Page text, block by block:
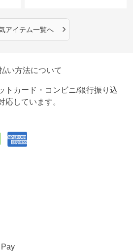
アイテム一覧へ ›
い方法について
トカード・コンビニ/銀行振り込
応しています。